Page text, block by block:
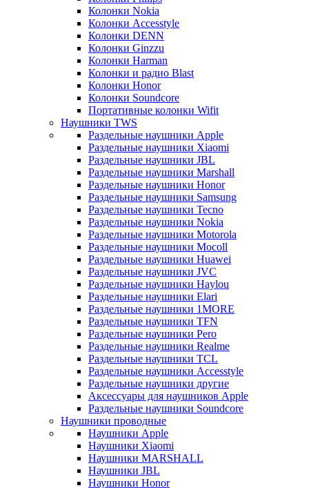
Колонки Nokia
Колонки Accesstyle
Колонки DENN
Колонки Ginzzu
Колонки Harman
Колонки и радио Blast
Колонки Honor
Колонки Soundcore
Портативные колонки Wifit
Наушники TWS
Раздельные наушники Apple
Раздельные наушники Xiaomi
Раздельные наушники JBL
Раздельные наушники Marshall
Раздельные наушники Honor
Раздельные наушники Samsung
Раздельные наушники Tecno
Раздельные наушники Nokia
Раздельные наушники Motorola
Раздельные наушники Mocoll
Раздельные наушники Huawei
Раздельные наушники JVC
Раздельные наушники Haylou
Раздельные наушники Elari
Раздельные наушники 1MORE
Раздельные наушники TFN
Раздельные наушники Pero
Раздельные наушники Realme
Раздельные наушники TCL
Раздельные наушники Accesstyle
Раздельные наушники другие
Аксессуары для наушников Apple
Раздельные наушники Soundcore
Наушники проводные
Наушники Apple
Наушники Xiaomi
Наушники MARSHALL
Наушники JBL
Наушники Honor